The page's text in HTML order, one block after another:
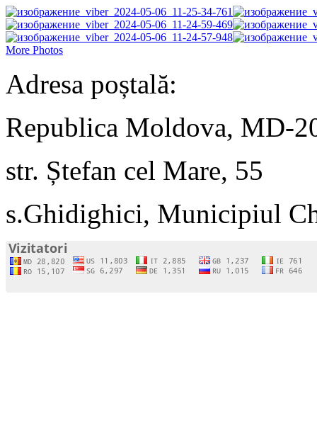
More Photos
Adresa poștală:
Republica Moldova, MD-
str. Ștefan cel Mare, 55
s.Ghidighici, Municipiul